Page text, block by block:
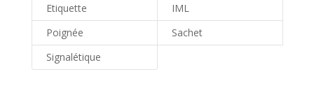
Etiquette
IML
Poignée
Sachet
Signalétique